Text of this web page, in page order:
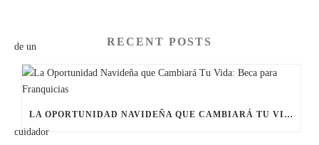
RECENT POSTS
LA OPORTUNIDAD NAVIDEÑA QUE CAMBIARÁ TU VIDA: BECA PARA FRANQUICIAS